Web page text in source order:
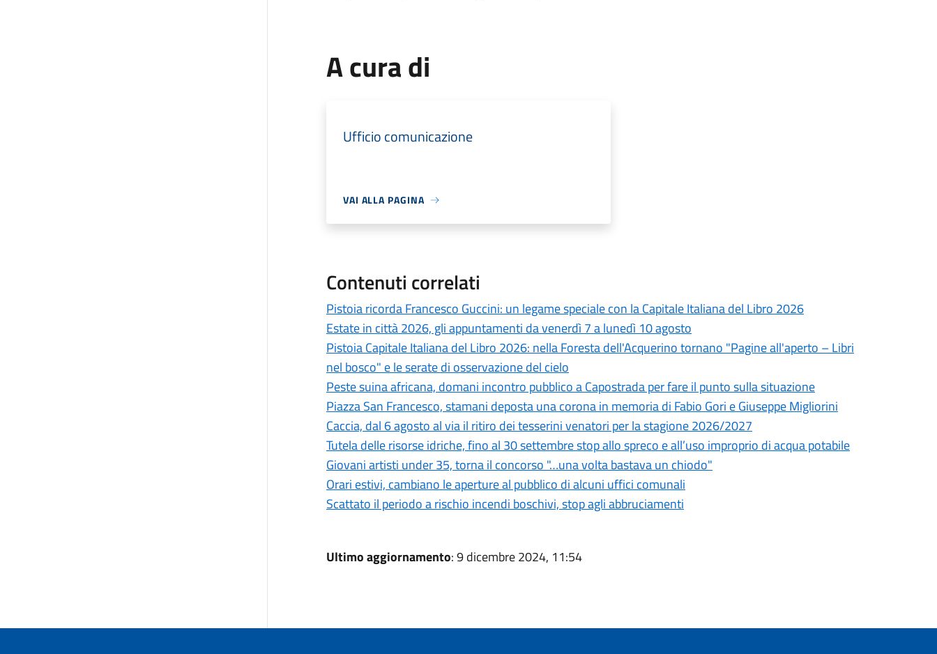
A cura di
Ufficio comunicazione
VAI ALLA PAGINA
Contenuti correlati
Pistoia ricorda Francesco Guccini: un legame speciale con la Capitale Italiana del Libro 2026
Estate in città 2026, gli appuntamenti da venerdì 7 a lunedì 10 agosto
Pistoia Capitale Italiana del Libro 2026: nella Foresta dell'Acquerino tornano "Pagine all'aperto – Libri
nel bosco" e le serate di osservazione del cielo
Peste suina africana, domani incontro pubblico a Capostrada per fare il punto sulla situazione
Piazza San Francesco, stamani deposta una corona in memoria di Fabio Gori e Giuseppe Migliorini
Caccia, dal 6 agosto al via il ritiro dei tesserini venatori per la stagione 2026/2027
Tutela delle risorse idriche, fino al 30 settembre stop allo spreco e all’uso improprio di acqua potabile
Giovani artisti under 35, torna il concorso "…una volta bastava un chiodo"
Orari estivi, cambiano le aperture al pubblico di alcuni uffici comunali
Scattato il periodo a rischio incendi boschivi, stop agli abbruciamenti
Ultimo aggiornamento: 9 dicembre 2024, 11:54